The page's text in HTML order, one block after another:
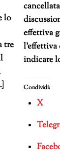
lo
tre
effettiva
indicare
Condividi:
X